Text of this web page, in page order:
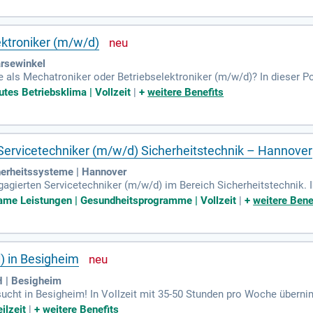
sind von Vorteil. Wir suchen einen motivierten
Teil unseres innovativen Unternehmens und gestalte die Zukunft
(m/w/d)
als Mechatroniker oder Betriebselektroniker (m/w/d)? In dieser
unserer Maschinen. Sie analysieren Fehler und optimieren
Zudem beschäftigen Sie sich mit der Optimierung von
und Kenntnisse in Pneumatik, Hydraulik und SPS sind für
Verbesserung ein!
Betriebsklima | Vollzeit |+weitere Benefits
(m/w/d) Sicherheitstechnik – Hannover
| Hannover
Servicetechniker (m/w/d) im Bereich Sicherheitstechnik.
für Brandmelde- und Einbruchmeldesysteme. Sie arbeiten
Idealerweise bringen Sie auch Erfahrung in der
Werden Sie Teil eines dynamischen Teams und gestalten Sie
Leistungen | Gesundheitsprogramme | Vollzeit |+weitere
in Besigheim
| Besigheim
in Besigheim! In Vollzeit mit 35-50 Stunden pro Woche
Anlagen. Du bringst eine abgeschlossene
|+weitere Benefits